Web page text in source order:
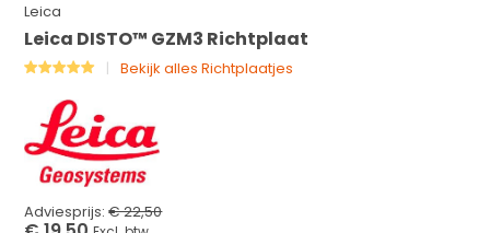
Leica
Leica DISTO™ GZM3 Richtplaat
Bekijk alles Richtplaatjes
Adviesprijs:€ 22,50